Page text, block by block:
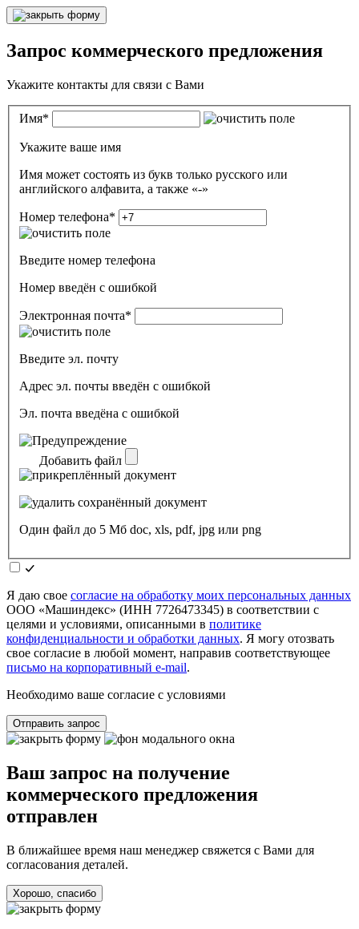
Запрос коммерческого предложения
Укажите контакты для связи с Вами
Имя*
Укажите ваше имя
Имя может состоять из букв только русского или
английского алфавита, а также «-»
Номер телефона*
Введите номер телефона
Номер введён c ошибкой
Электронная почта*
Введите эл. почту
Адрес эл. почты введён с ошибкой
Эл. почта введёна с ошибкой
Добавить файл
Один файл до 5 Мб doc, xls, pdf, jpg или png
Я даю свое согласие на обработку моих персональных данных
ООО «Машиндекс» (ИНН 7726473345) в соответствии с
целями и условиями, описанными в политике
конфиденциальности и обработки данных. Я могу отозвать
свое согласие в любой момент, направив соответствующее
письмо на корпоративный e-mail.
Необходимо ваше согласие с условиями
Отправить запрос
Ваш запрос на получение
коммерческого предложения
отправлен
В ближайшее время наш менеджер свяжется с Вами для
согласования деталей.
Хорошо, спасибо